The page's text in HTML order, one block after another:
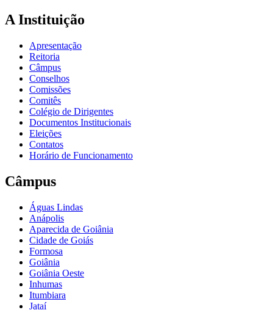
A Instituição
Apresentação
Reitoria
Câmpus
Conselhos
Comissões
Comitês
Colégio de Dirigentes
Documentos Institucionais
Eleições
Contatos
Horário de Funcionamento
Câmpus
Águas Lindas
Anápolis
Aparecida de Goiânia
Cidade de Goiás
Formosa
Goiânia
Goiânia Oeste
Inhumas
Itumbiara
Jataí